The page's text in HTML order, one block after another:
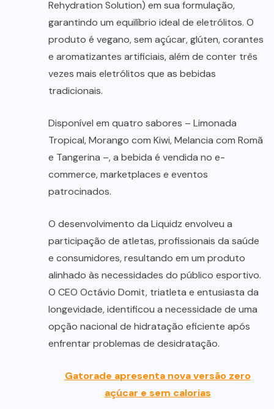
Rehydration Solution) em sua formulação,
garantindo um equilíbrio ideal de eletrólitos. O
produto é vegano, sem açúcar, glúten, corantes
e aromatizantes artificiais, além de conter três
vezes mais eletrólitos que as bebidas
tradicionais.
Disponível em quatro sabores – Limonada
Tropical, Morango com Kiwi, Melancia com Romã
e Tangerina –, a bebida é vendida no e-
commerce, marketplaces e eventos
patrocinados.
O desenvolvimento da Liquidz envolveu a
participação de atletas, profissionais da saúde
e consumidores, resultando em um produto
alinhado às necessidades do público esportivo.
O CEO Octávio Domit, triatleta e entusiasta da
longevidade, identificou a necessidade de uma
opção nacional de hidratação eficiente após
enfrentar problemas de desidratação.
Gatorade apresenta nova versão zero
açúcar e sem calorias